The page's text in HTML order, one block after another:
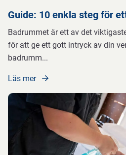
Guide: 10 enkla steg för
Badrummet är ett av det
för att ge ett gott intryck av din
badrumm...
Läs mer